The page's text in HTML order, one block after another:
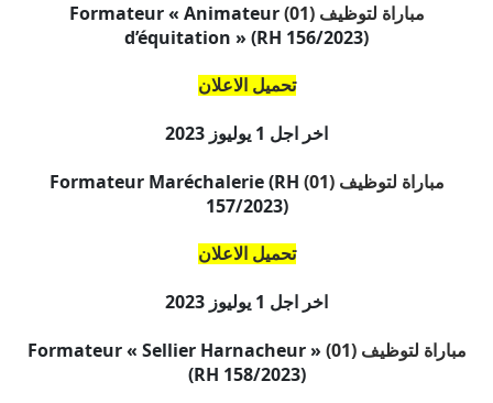
مباراة لتوظيف (01)
Formateur « Animateur
d’équitation » (RH 156/2023)
تحميل الاعلان
اخر اجل 1 يوليوز 2023
مباراة لتوظيف (01)
Formateur Maréchalerie (RH
157/2023)
تحميل الاعلان
اخر اجل 1 يوليوز 2023
مباراة لتوظيف (01)
Formateur « Sellier Harnacheur »
(RH 158/2023)